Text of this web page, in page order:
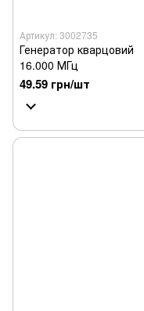
Артикул: 3002735
Генератор кварцовий
16.000 МГц
49.59 грн/шт